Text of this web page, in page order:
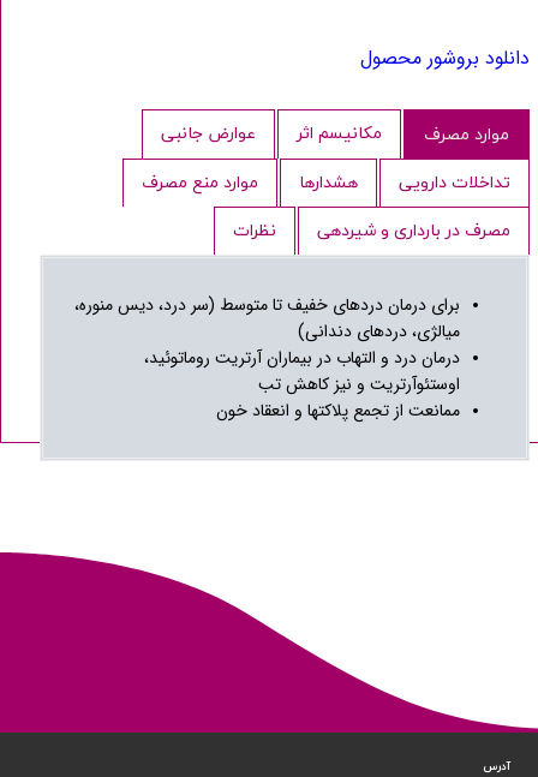
دانلود بروشور محصول
موارد مصرف مکانیسم اثر عوارض جانبی
تداخلات دارویی هشدارها موارد منع مصرف
مصرف در بارداری و شیردهی نظرات
برای درمان دردهای خفیف تا متوسط (سر درد، دیس منوره،
میالژی، دردهای دندانی)
درمان درد و التهاب در بیماران آرتریت روماتوئید،
اوستئوآرتریت و نیز کاهش تب
ممانعت از تجمع پلاکتها و انعقاد خون
آدرس